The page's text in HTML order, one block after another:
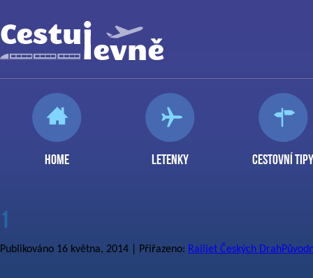
HOME LETENKY CESTOVNÍ TIPY
1
Publikováno 16 května, 2014 | Přiřazeno: Railjet Českých Drah